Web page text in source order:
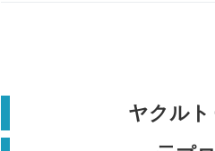
ヤクルト